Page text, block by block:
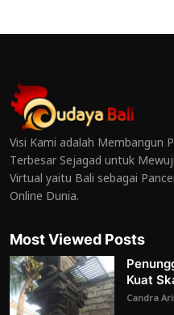
Visi Kami adalah Membangun
Terbesar Sejagad untuk
Virtual yaitu Bali sebagai
Online Dunia.
Most Viewed Posts
Kuat
Candra